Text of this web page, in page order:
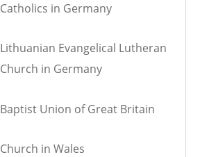
Catholics in Germany
Lithuanian Evangelical Lutheran
Church in Germany
Baptist Union of Great Britain
Church in Wales